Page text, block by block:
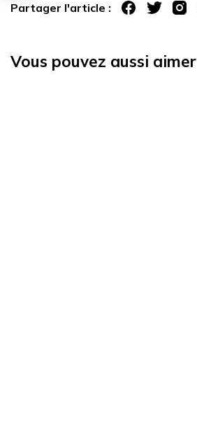
Partager l'article :
Vous pouvez aussi aimer